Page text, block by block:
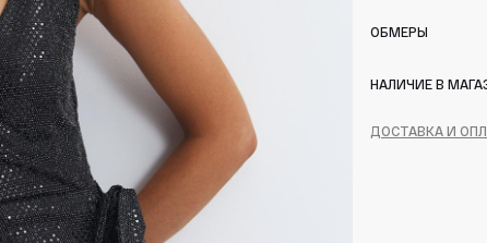
ОБМЕРЫ
НАЛИЧИЕ В
ДОСТАВКА И